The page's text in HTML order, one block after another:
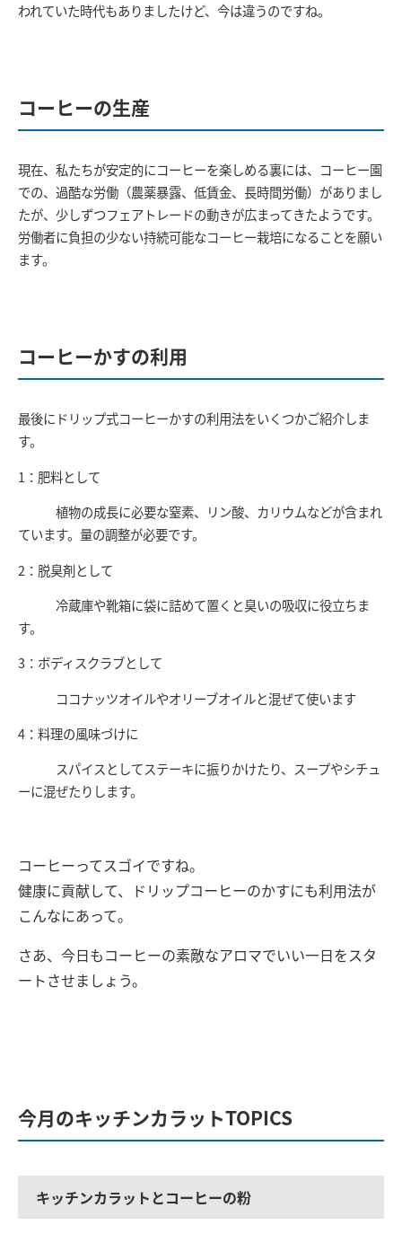
われていた時代もありましたけど、今は違うのですね。
コーヒーの生産
現在、私たちが安定的にコーヒーを楽しめる裏には、コーヒー園
での、過酷な労働（農薬暴露、低賃金、長時間労働）がありまし
たが、少しずつフェアトレードの動きが広まってきたようです。
労働者に負担の少ない持続可能なコーヒー栽培になることを願い
ます。
コーヒーかすの利用
最後にドリップ式コーヒーかすの利用法をいくつかご紹介しま
す。
1 ：肥料として
植物の成長に必要な窒素、リン酸、カリウムなどが含まれ
ています。量の調整が必要です。
2 ：脱臭剤として
冷蔵庫や靴箱に袋に詰めて置くと臭いの吸収に役立ちま
す。
3 ：ボディスクラブとして
ココナッツオイルやオリーブオイルと混ぜて使います
4 ：料理の風味づけに
スパイスとしてステーキに振りかけたり、スープやシチュ
ーに混ぜたりします。
コーヒーってスゴイですね。
健康に貢献して、ドリップコーヒーのかすにも利用法が
こんなにあって。
さあ、今日もコーヒーの素敵なアロマでいい一日をスタ
ートさせましょう。
今月のキッチンカラットTOPICS
キッチンカラットとコーヒーの粉